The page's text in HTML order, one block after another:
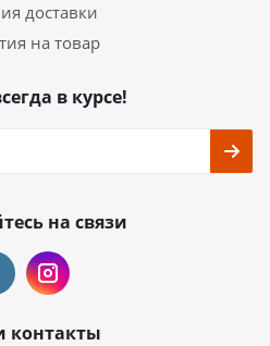
доставки
на товар
в курсе!
на связи
контакты